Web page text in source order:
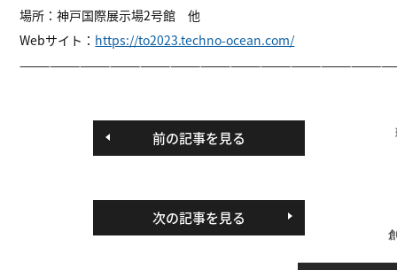
場所：神戸国際展示場2号館 他
Webサイト： https://to2023.techno-ocean.com/
前の記事を見る
次の記事を見る